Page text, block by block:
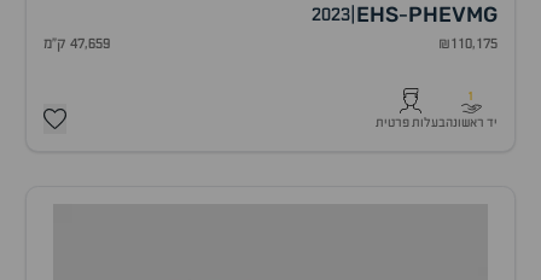
MG
EHS-PHEV
2023
₪110,175 47,659 ק"מ
1
יד ראשונהבעלות פרטית